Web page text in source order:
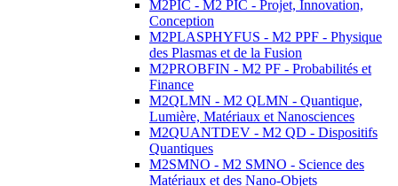
M2PIC - M2 PIC - Projet, Innovation,
Conception
M2PLASPHYFUS - M2 PPF - Physique
des Plasmas et de la Fusion
M2PROBFIN - M2 PF - Probabilités et
Finance
M2QLMN - M2 QLMN - Quantique,
Lumière, Matériaux et Nanosciences
M2QUANTDEV - M2 QD - Dispositifs
Quantiques
M2SMNO - M2 SMNO - Science des
Matériaux et des Nano-Objets